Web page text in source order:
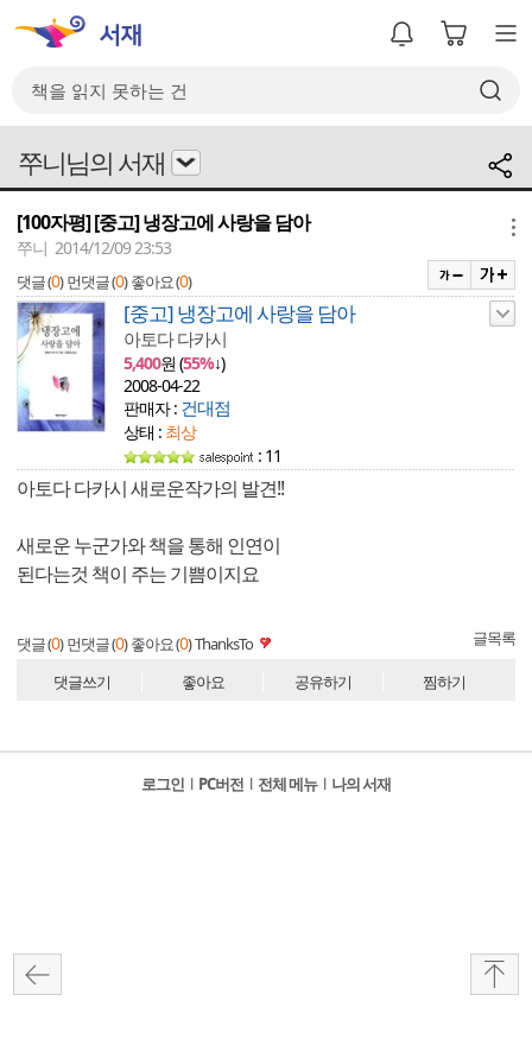
쭈니님의 서재
[100자평] [중고] 냉장고에 사랑을 담아
쭈니 2014/12/09 23:53
댓글 (0) 먼댓글 (0) 좋아요 (0)
[중고] 냉장고에 사랑을 담아
아토다 다카시
5,400원 (55%↓)
2008-04-22
판매자 : 건대점
상태 : 최상
: 11
아토다 다카시 새로운작가의 발견!!
새로운 누군가와 책을 통해 인연이
된다는것 책이 주는 기쁨이지요
댓글 (0) 먼댓글 (0) 좋아요 (0)ThanksTo 글목록
댓글쓰기 좋아요 공유하기 찜하기
로그인 l PC버전 l 전체 메뉴 l 나의 서재